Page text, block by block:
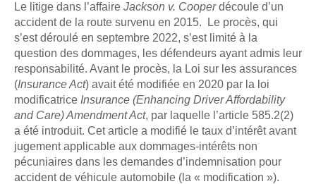
Le litige dans l’affaire Jackson v. Cooperdécoule d’un
accident de la route survenu en 2015. Le procès, qui
s’est déroulé en septembre 2022, s’est limité à la
question des dommages, les défendeurs ayant admis leur
responsabilité. Avant le procès, la Loi sur les assurances
(Insurance Act) avait été modifiée en 2020 par la loi
modificatrice Insurance (Enhancing Driver Affordability
and Care) Amendment Act, par laquelle l’article 585.2(2)
a été introduit. Cet article a modifié le taux d’intérêt avant
jugement applicable aux dommages-intérêts non
pécuniaires dans les demandes d’indemnisation pour
accident de véhicule automobile (la « modification »).